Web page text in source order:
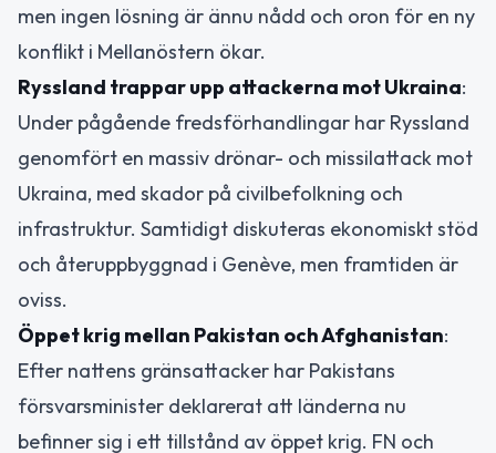
men ingen lösning är ännu nådd och oron för en ny
konflikt i Mellanöstern ökar.
Ryssland trappar upp attackerna mot Ukraina:
Under pågående fredsförhandlingar har Ryssland
genomfört en massiv drönar- och missilattack mot
Ukraina, med skador på civilbefolkning och
infrastruktur. Samtidigt diskuteras ekonomiskt stöd
och återuppbyggnad i Genève, men framtiden är
oviss.
Öppet krig mellan Pakistan och Afghanistan:
Efter nattens gränsattacker har Pakistans
försvarsminister deklarerat att länderna nu
befinner sig i ett tillstånd av öppet krig. FN och